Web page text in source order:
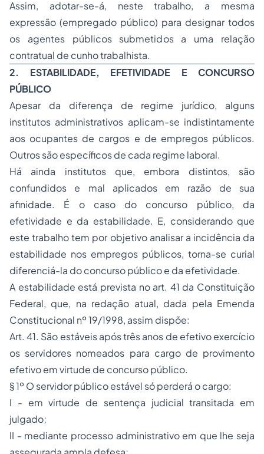
Assim, adotar-se-á, neste trabalho, a mesma
expressão (empregado público) para designar todos
os agentes públicos submetidos a uma relação
contratual de cunho trabalhista.
2. ESTABILIDADE, EFETIVIDADE E CONCURSO
PÚBLICO
Apesar da diferença de regime jurídico, alguns
institutos administrativos aplicam-se indistintamente
aos ocupantes de cargos e de empregos públicos.
Outros são específicos de cada regime laboral.
Há ainda institutos que, embora distintos, são
confundidos e mal aplicados em razão de sua
afinidade. É o caso do concurso público, da
efetividade e da estabilidade. E, considerando que
este trabalho tem por objetivo analisar a incidência da
estabilidade nos empregos públicos, torna-se curial
diferenciá-la do concurso público e da efetividade.
A estabilidade está prevista no art. 41 da Constituição
Federal, que, na redação atual, dada pela Emenda
Constitucional nº 19/1998, assim dispõe:
Art. 41. São estáveis após três anos de efetivo exercício
os servidores nomeados para cargo de provimento
efetivo em virtude de concurso público.
§ 1º O servidor público estável só perderá o cargo:
I - em virtude de sentença judicial transitada em
julgado;
II - mediante processo administrativo em que lhe seja